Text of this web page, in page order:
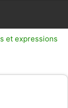
et expressions